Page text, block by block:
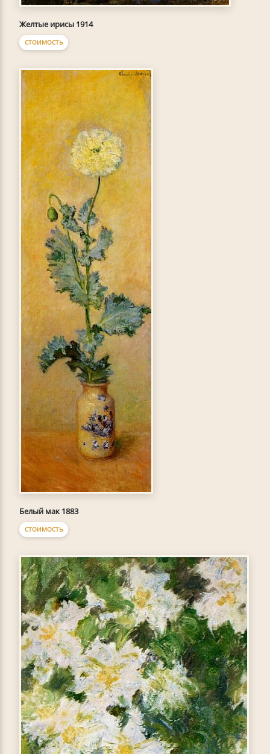
Желтые ирисы 1914
СТОИМОСТЬ
Белый мак 1883
СТОИМОСТЬ